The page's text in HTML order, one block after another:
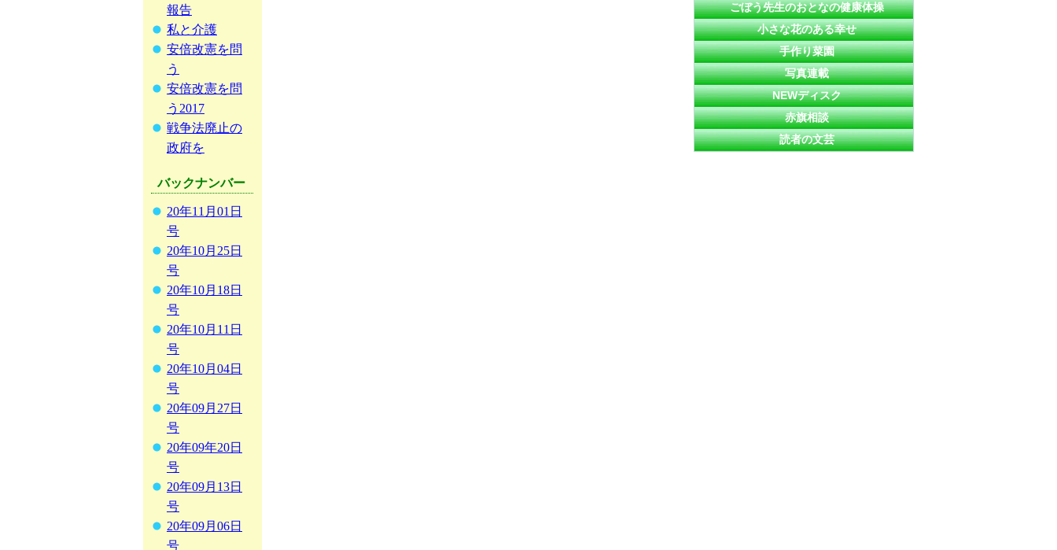
報告
私と介護
安倍改憲を問
う
安倍改憲を問
う2017
戦争法廃止の
政府を
バックナンバー
20年11月01日
号
20年10月25日
号
20年10月18日
号
20年10月11日
号
20年10月04日
号
20年09月27日
号
20年09年20日
号
20年09月13日
号
20年09月06日
号
ごぼう先生のおとなの健康体操
小さな花のある幸せ
手作り菜園
写真連載
NEWディスク
赤旗相談
読者の文芸